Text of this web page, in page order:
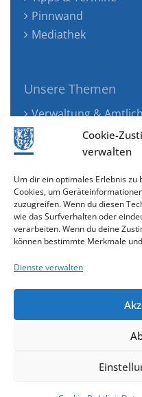
Cookie-
verwalten
Um dir ein optimales Erlebnis zu
Cookies, um
zuzugreifen. Wenn du diesen
wie das Surfverhalten oder
verarbeiten. Wenn du deine
können bestimmte Merkmale
Dienste verwalten
Pinnwand
Mediathek
Unsere Themen
Verwaltung &
Jugend, Familie &
Tourismus, Freizeit &
Wirtschaft & Verkehr
Senioren & Inklusion
gestaltet & entwickelt